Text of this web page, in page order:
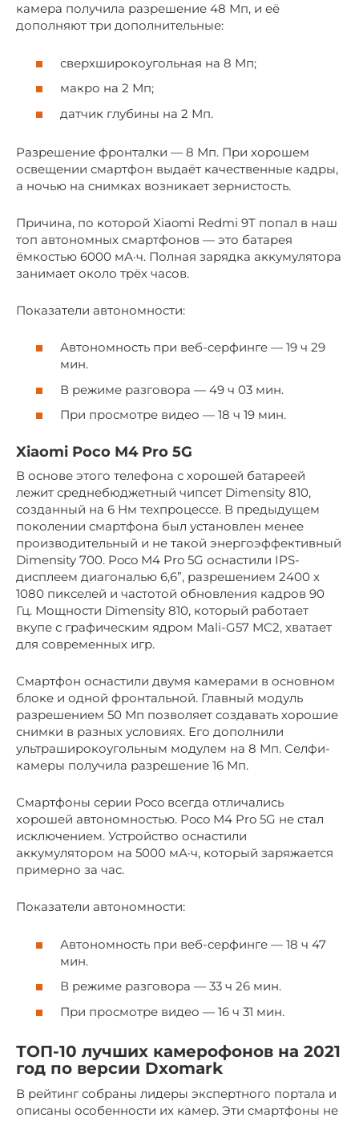
камера получила разрешение 48 Мп, и её
дополняют три дополнительные:
сверхширокоугольная на 8 Мп;
макро на 2 Мп;
датчик глубины на 2 Мп.
Разрешение фронталки — 8 Мп. При хорошем
освещении смартфон выдаёт качественные кадры,
а ночью на снимках возникает зернистость.
Причина, по которой Xiaomi Redmi 9T попал в наш
топ автономных смартфонов — это батарея
ёмкостью 6000 мА·ч. Полная зарядка аккумулятора
занимает около трёх часов.
Показатели автономности:
Автономность при веб-серфинге — 19 ч 29
мин.
В режиме разговора — 49 ч 03 мин.
При просмотре видео — 18 ч 19 мин.
Xiaomi Poco M4 Pro 5G
В основе этого телефона с хорошей батареей
лежит среднебюджетный чипсет Dimensity 810,
созданный на 6 Нм техпроцессе. В предыдущем
поколении смартфона был установлен менее
производительный и не такой энергоэффективный
Dimensity 700. Poco M4 Pro 5G оснастили IPS-
дисплеем диагональю 6,6”, разрешением 2400 х
1080 пикселей и частотой обновления кадров 90
Гц. Мощности Dimensity 810, который работает
вкупе с графическим ядром Mali-G57 MC2, хватает
для современных игр.
Смартфон оснастили двумя камерами в основном
блоке и одной фронтальной. Главный модуль
разрешением 50 Мп позволяет создавать хорошие
снимки в разных условиях. Его дополнили
ультраширокоугольным модулем на 8 Мп. Селфи-
камеры получила разрешение 16 Мп.
Смартфоны серии Poco всегда отличались
хорошей автономностью. Poco M4 Pro 5G не стал
исключением. Устройство оснастили
аккумулятором на 5000 мА·ч, который заряжается
примерно за час.
Показатели автономности:
Автономность при веб-серфинге — 18 ч 47
мин.
В режиме разговора — 33 ч 26 мин.
При просмотре видео — 16 ч 31 мин.
ТОП-10 лучших камерофонов на 2021
год по версии Dxomark
В рейтинг собраны лидеры экспертного портала и
описаны особенности их камер. Эти смартфоны не